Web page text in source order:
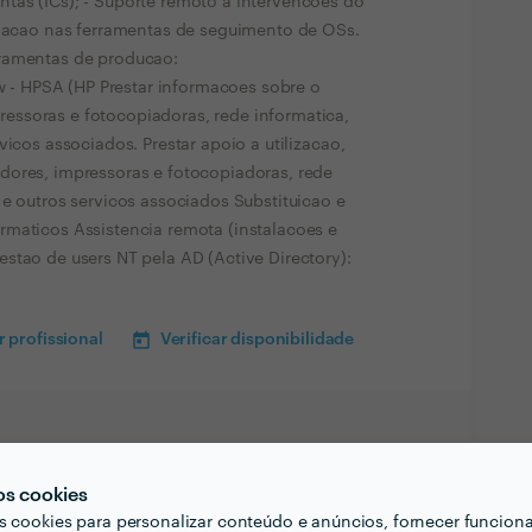
cookies
cookies para personalizar conteúdo e anúncios, fornecer
nas ferramentas de seguimento de OSs.
de producao:
HPSA (HP Prestar informacoes sobre o
e fotocopiadoras, rede informatica,
associados. Prestar apoio a utilizacao,
impressoras e fotocopiadoras, rede
outros servicos associados Substituicao e
Assistencia remota (instalacoes e
de users NT pela AD (Active Directory):
profissional Verificar disponibilidade